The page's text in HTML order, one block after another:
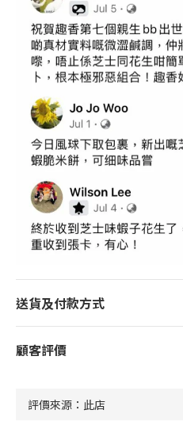
送貨及付款方式
顧客評價